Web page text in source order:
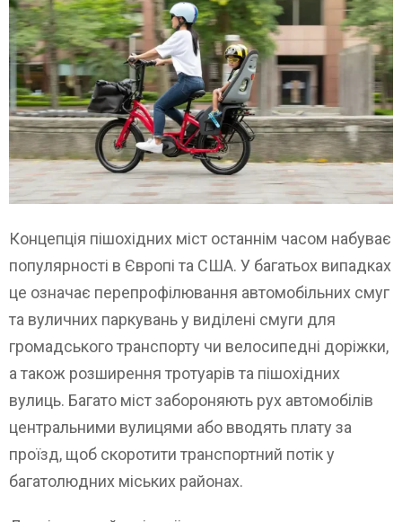
Концепція пішохідних міст останнім часом набуває
популярності в Європі та США. У багатьох випадках
це означає перепрофілювання автомобільних смуг
та вуличних паркувань у виділені смуги для
громадського транспорту чи велосипедні доріжки,
а також розширення тротуарів та пішохідних
вулиць. Багато міст забороняють рух автомобілів
центральними вулицями або вводять плату за
проїзд, щоб скоротити транспортний потік у
багатолюдних міських районах.